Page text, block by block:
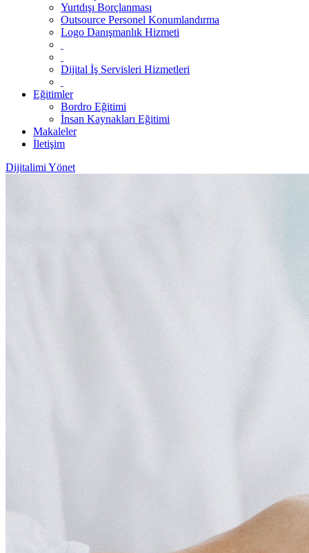
Yurtdışı Borçlanması
Outsource Personel Konumlandırma
Logo Danışmanlık Hizmeti
Dijital İş Servisleri Hizmetleri
Eğitimler
Bordro Eğitimi
İnsan Kaynakları Eğitimi
Makaleler
İletişim
Dijitalimi Yönet